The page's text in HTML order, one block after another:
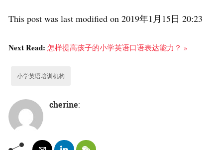
This post was last modified on 2019年1月15日 20:23
Next Read: 怎样提高孩子的小学英语口语表达能力？ »
小学英语培训机构
cherine: